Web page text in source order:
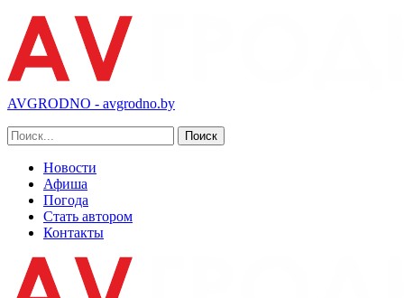
AVGRODNO - avgrodno.by
Новости
Афиша
Погода
Стать автором
Контакты